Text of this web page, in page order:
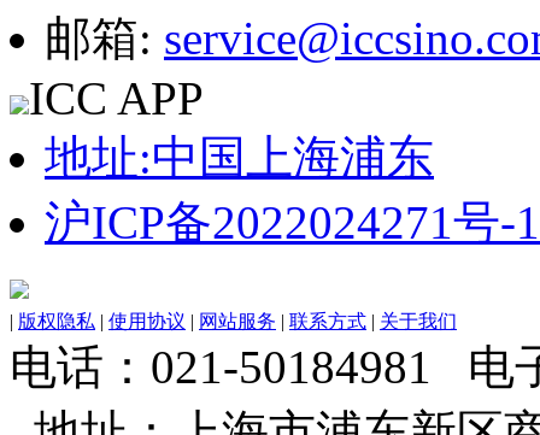
邮箱:
ICC APP
地址:中国上海浦东
沪ICP备2022024271号-1
| 版权隐私 | 使用协议 | 网站服务 | 联系方式 | 关于我们
电话：021-50184981 电